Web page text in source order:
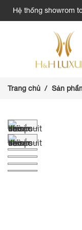
Hệ thống showrom
Trang chủ Sản